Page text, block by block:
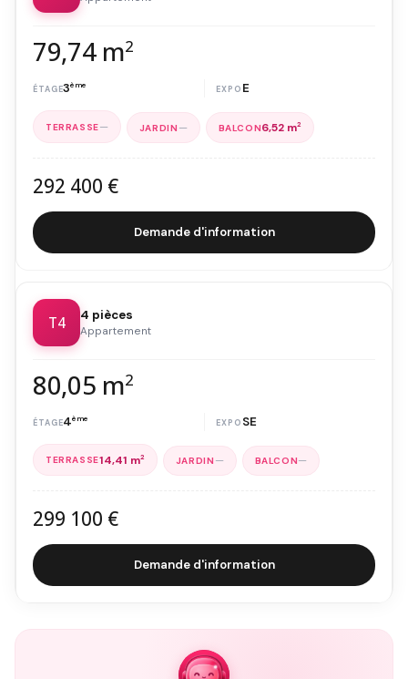
79,74 m2
3ème E
— — 6,52 m2
292 400 €
Demande d'information
T4 4 pièces
Appartement
80,05 m2
4ème SE
14,41 m2 — —
299 100 €
Demande d'information